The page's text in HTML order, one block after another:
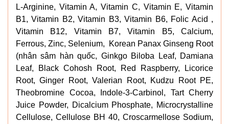
L-Arginine, Vitamin A, Vitamin C, Vitamin E, Vitamin
B1, Vitamin B2, Vitamin B3, Vitamin B6, Folic Acid ,
Vitamin B12, Vitamin B7, Vitamin B5, Calcium,
Ferrous, Zinc, Selenium, Korean Panax Ginseng Root
(nhân sâm hàn quốc, Ginkgo Biloba Leaf, Damiana
Leaf, Black Cohosh Root, Red Raspberry, Licorice
Root, Ginger Root, Valerian Root, Kudzu Root PE,
Theobromine Cocoa, Indole-3-Carbinol, Tart Cherry
Juice Powder, Dicalcium Phosphate, Microcrystalline
Cellulose, Cellulose BH 40, Croscarmellose Sodium,